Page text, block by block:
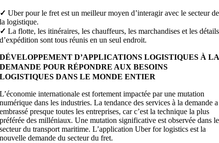
✓Uber pour le fret est un meilleur moyen d’interagir avec le secteur de
la logistique.
✓La flotte, les itinéraires, les chauffeurs, les marchandises et les détails
d’expédition sont tous réunis en un seul endroit.
DÉVELOPPEMENT D’APPLICATIONS LOGISTIQUES À LA
DEMANDE POUR RÉPONDRE AUX BESOINS
LOGISTIQUES DANS LE MONDE ENTIER
L’économie internationale est fortement impactée par une mutation
numérique dans les industries. La tendance des services à la demande a
embrassé presque toutes les entreprises, car c’est la technique la plus
préférée des milléniaux. Une mutation significative est observée dans le
secteur du transport maritime. L’application Uber for logistics est la
nouvelle demande du secteur du fret.